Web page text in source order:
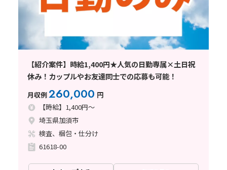
【紹介案件】時給1,400円★人気の日勤専属×土日祝
休み！カップルやお友達同士での応募も可能！
月収例260,000 円
【時給】1,400円～
埼玉県加須市
検査、梱包・仕分け
61618-00